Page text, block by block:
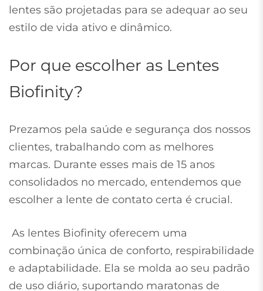
lentes são projetadas para se adequar ao seu
estilo de vida ativo e dinâmico.
Por que escolher as Lentes
Biofinity?
Prezamos pela saúde e segurança dos nossos
clientes, trabalhando com as melhores
marcas. Durante esses mais de 15 anos
consolidados no mercado, entendemos que
escolher a lente de contato certa é crucial.
As lentes Biofinity oferecem uma
combinação única de conforto, respirabilidade
e adaptabilidade. Ela se molda ao seu padrão
de uso diário, suportando maratonas de